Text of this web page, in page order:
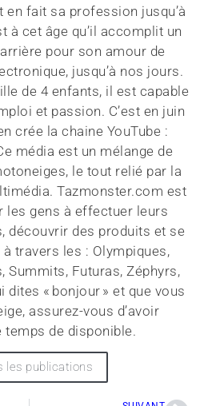
en fait sa profession jusqu’à
à cet âge qu’il accomplit un
pour son amour de
jusqu’à nos jours.
de 4 enfants, il est capable
et passion. C’est en juin
crée la chaine YouTube :
média est un mélange de
le tout relié par la
Tazmonster.com est
les gens à effectuer leurs
découvrir des produits et se
travers les : Olympiques,
Summits, Futuras, Zéphyrs,
dites « bonjour » et que vous
assurez-vous d’avoir
temps de disponible.
les publications